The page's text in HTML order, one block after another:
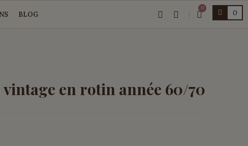
BLOG
0
en rotin année 60/70
0